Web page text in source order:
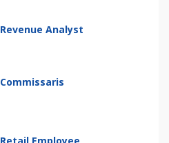
Revenue Analyst
Commissaris